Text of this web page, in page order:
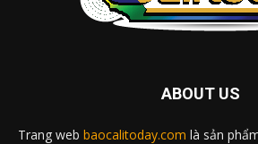
ABOUT US
Trang web baocalitoday.com là sản